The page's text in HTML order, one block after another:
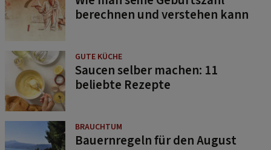
berechnen und verstehen kann
GUTE KÜCHE
Saucen selber machen: 11
beliebte Rezepte
BRAUCHTUM
Bauernregeln für den August